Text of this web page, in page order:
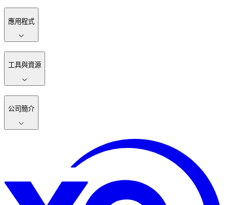
應用程式
工具與資源
公司簡介